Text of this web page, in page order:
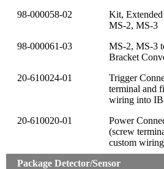
98-000058-02
Kit,
MS-2, MS-3
98-000061-03
MS-2, MS-3
Bracket
20-610024-01
Trigger
terminal and
wiring into
20-610020-01
Power
(screw
custom
Package Detector/Sensor